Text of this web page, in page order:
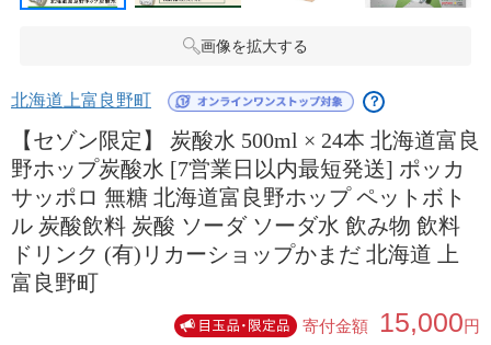
画像を拡大する
北海道上富良野町 ？
【セゾン限定】 炭酸水 500ml × 24本 北海道富良
野ホップ炭酸水 [7営業日以内最短発送] ポッカ
サッポロ 無糖 北海道富良野ホップ ペットボト
ル 炭酸飲料 炭酸 ソーダ ソーダ水 飲み物 飲料
ドリンク (有)リカーショップかまだ 北海道 上
富良野町
寄付金額 15,000円